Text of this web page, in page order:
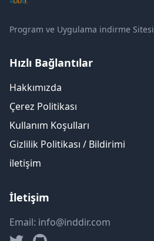
Program ve Uygulama indirme Sitesi
Hızlı Bağlantılar
Hakkımızda
Çerez Politikası
Kullanım Koşulları
Gizlilik Politikası / Bildirimi
iletişim
İletişim
Email: info@inddir.com